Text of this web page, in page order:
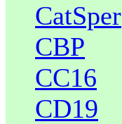
CatSper
CBP
CC16
CD19